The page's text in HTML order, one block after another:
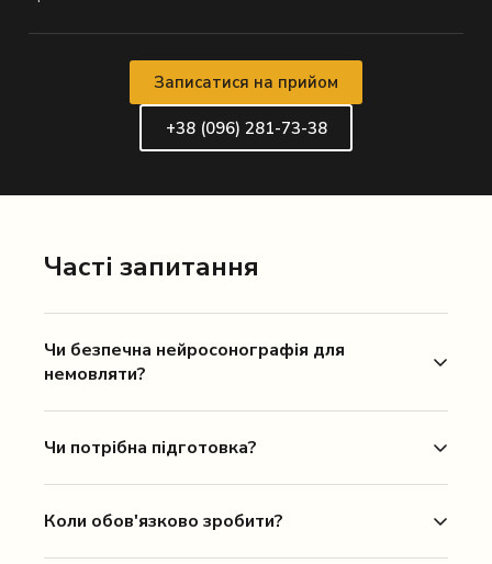
Записатися на прийом
+38 (096) 281-73-38
Часті запитання
Чи безпечна нейросонографія для
немовляти?
Чи потрібна підготовка?
Коли обов'язково зробити?